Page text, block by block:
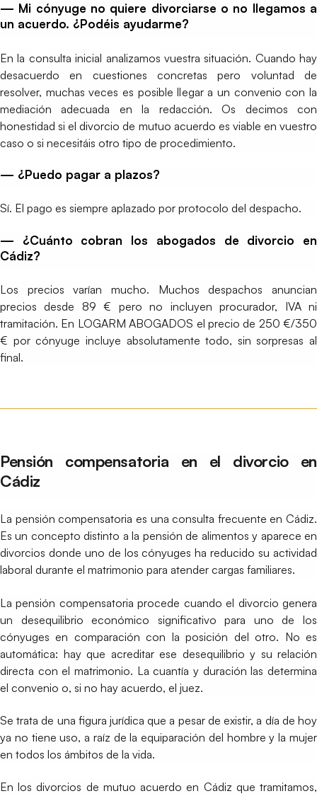
— Mi cónyuge no quiere divorciarse o no llegamos a
un acuerdo. ¿Podéis ayudarme?
En la consulta inicial analizamos vuestra situación. Cuando hay
desacuerdo en cuestiones concretas pero voluntad de
resolver, muchas veces es posible llegar a un convenio con la
mediación adecuada en la redacción. Os decimos con
honestidad si el divorcio de mutuo acuerdo es viable en vuestro
caso o si necesitáis otro tipo de procedimiento.
— ¿Puedo pagar a plazos?
Sí. El pago es siempre aplazado por protocolo del despacho.
— ¿Cuánto cobran los abogados de divorcio en
Cádiz?
Los precios varían mucho. Muchos despachos anuncian
precios desde 89 € pero no incluyen procurador, IVA ni
tramitación. En LOGARM ABOGADOS el precio de 250 €/350
€ por cónyuge incluye absolutamente todo, sin sorpresas al
final.
Pensión compensatoria en el divorcio en
Cádiz
La pensión compensatoria es una consulta frecuente en Cádiz.
Es un concepto distinto a la pensión de alimentos y aparece en
divorcios donde uno de los cónyuges ha reducido su actividad
laboral durante el matrimonio para atender cargas familiares.
La pensión compensatoria procede cuando el divorcio genera
un desequilibrio económico significativo para uno de los
cónyuges en comparación con la posición del otro. No es
automática: hay que acreditar ese desequilibrio y su relación
directa con el matrimonio. La cuantía y duración las determina
el convenio o, si no hay acuerdo, el juez.
Se trata de una figura jurídica que a pesar de existir, a día de hoy
ya no tiene uso, a raíz de la equiparación del hombre y la mujer
en todos los ámbitos de la vida.
En los divorcios de mutuo acuerdo en Cádiz que tramitamos,